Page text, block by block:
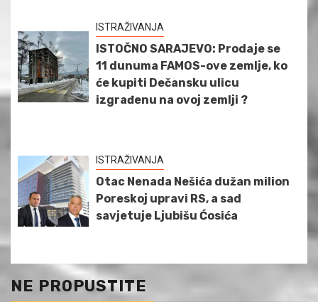
ISTRAŽIVANJA
ISTOČNO SARAJEVO: Prodaje se
11 dunuma FAMOS-ove zemlje, ko
će kupiti Dečansku ulicu
izgrađenu na ovoj zemlji ?
ISTRAŽIVANJA
Otac Nenada Nešića dužan milion
Poreskoj upravi RS, a sad
savjetuje Ljubišu Ćosića
NE PROPUSTITE